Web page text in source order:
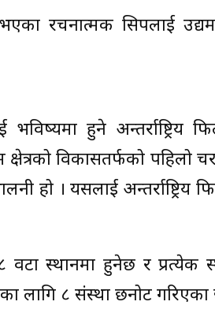
रचनात्मक सिपलाई
भविष्यमा हुने
विकासतर्फको पहिलो
हो । यसलाई
वटा स्थानमा हुनेछ र प्रत्येक
लागि ८ संस्था छनोट